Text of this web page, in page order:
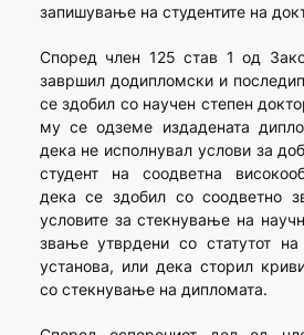
запишување на студентите на
Според член 125 став 1 од
завршил додипломски и
се здобил со научен степен
му се одземе издадената
дека не исполнувал услови за
студент на соодветна
дека се здобил со соодветно
условите за стекнување на
звање утврдени со статутот на
установа, или дека сторил
со стекнување на дипломата.